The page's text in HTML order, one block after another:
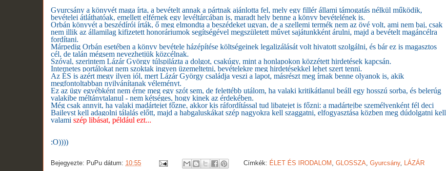
Gyurcsány a könyvét maga írta, a bevételt annak a pártnak ajánlotta fel, mely egy fillér állami támogatás nélkül működik,
bevételei átláthatóak, emellett elférnek egy levéltárcában is, maradt hely benne a könyv bevételének is.
Orbán könyvét a beszédírói írták, ő meg elmondta a beszédeket ugyan, de a szellemi termék nem az övé volt, ami nem baj, csak
nem illik az államilag kifizetett honoráriumok segítségével megszületett művet sajátunkként árulni, majd a bevételt magáncélra
fordítani.
Márpedig Orbán esetében a könyv bevétele házépítése költségeinek legalizálását volt hivatott szolgálni, és bár ez is magasztos
cél, de talán mégsem nevezhetjük közcélnak.
Szóval, szerintem Lázár György túlspilázta a dolgot, csakúgy, mint a honlapokon közzétett hirdetések kapcsán.
Internetes portálokat nem szoktak ingyen üzemeltetni, bevételekre meg hirdetésekkel lehet szert tenni.
Az ÉS is azért megy ilyen jól, mert Lázár György családja veszi a lapot, másrészt meg írnak benne olyanok is, akik
megfontoltabban nyilvánítanak véleményt.
Ez az ügy egyébként nem érne meg egy szót sem, de felettébb utálom, ha valaki kritikátlanul beáll egy hosszú sorba, és belerúg
valakibe méltánytalanul - nem kétséges, hogy kinek az érdekében.
Még csak annyit, ha valaki madártejet főzne, akkor kis ráfordítással tud libatejet is főzni: a madártejbe személyenként fél deci
Baileyst kell adagolni tálalás előtt, majd a habgaluskákat szép nagyokra kell szaggatni, elfogyasztása közben meg dúdolgatni kell
valami szép libásat, például ezt...
:O))))
Bejegyezte: PuPu dátum: 10:55 Címkék: ÉLET ÉS IRODALOM GLOSSZA Gyurcsány,
LÁZÁR